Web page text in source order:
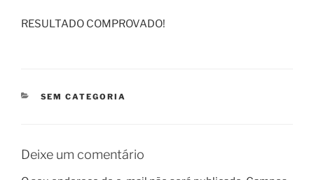
RESULTADO COMPROVADO!
CATEGORIAS
SEM CATEGORIA
Deixe um comentário